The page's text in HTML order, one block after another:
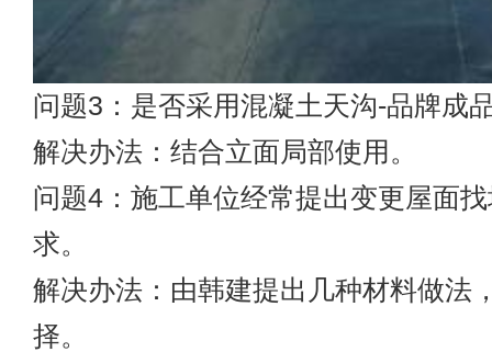
问题3：是否采用混凝土天沟-品牌成
解决办法：结合立面局部使用。
问题4：施工单位经常提出变更屋面
求。
解决办法：由韩建提出几种材料做法
择。